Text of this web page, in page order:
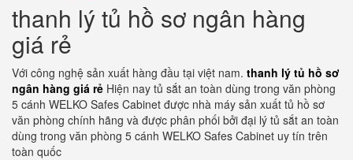
thanh lý tủ hồ sơ ngân hàng
giá rẻ
Với công nghệ sản xuất hàng đầu tại việt nam. thanh lý tủ hồ sơ
ngân hàng giá rẻ Hiện nay tủ sắt an toàn dùng trong văn phòng
5 cánh WELKO Safes Cabinet được nhà máy sản xuất tủ hồ sơ
văn phòng chính hãng và được phân phối bởi đại lý tủ sắt an toàn
dùng trong văn phòng 5 cánh WELKO Safes Cabinet uy tín trên
toàn quốc